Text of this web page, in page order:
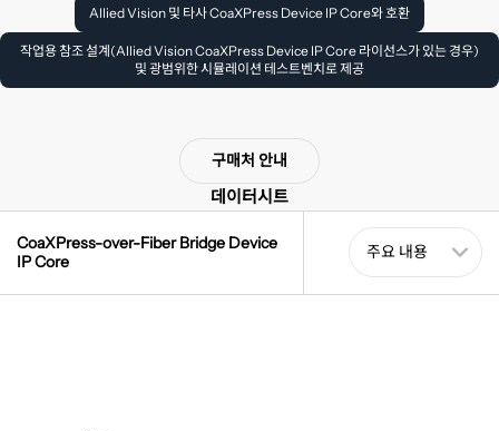
Allied Vision 및 타사 CoaXPress Device IP Core와 호환
작업용 참조 설계(Allied Vision CoaXPress Device IP Core 라이선스가 있는 경우)
및 광범위한 시뮬레이션 테스트벤치로 제공
데이터시트
구매처 안내
CoaXPress-over-Fiber Bridge Device
IP Core